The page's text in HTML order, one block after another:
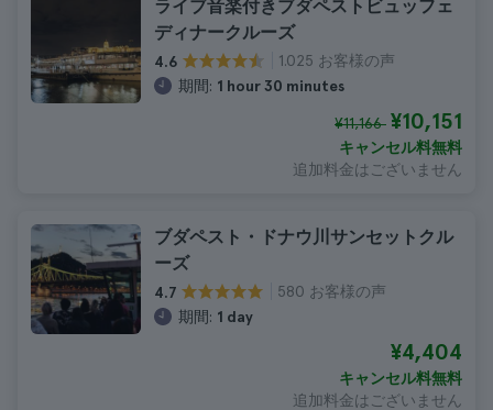
ライブ音楽付きブダペストビュッフェ
ディナークルーズ
4.6
1.025 お客様の声
期間: 1 hour 30 minutes
¥11,166 ¥10,151
キャンセル料無料
追加料金はございません
ブダペスト・ドナウ川サンセットクル
ーズ
4.7
580 お客様の声
期間: 1 day
¥4,404
キャンセル料無料
追加料金はございません